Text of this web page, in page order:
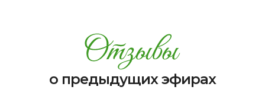
о предыдущих эфирах